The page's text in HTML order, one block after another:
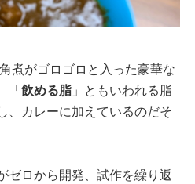
煮がゴロゴロと入った豪華な
「飲める脂 」ともいわれる脂
、カレーに加えているのだそ
ゼロから開発、試作を繰り返